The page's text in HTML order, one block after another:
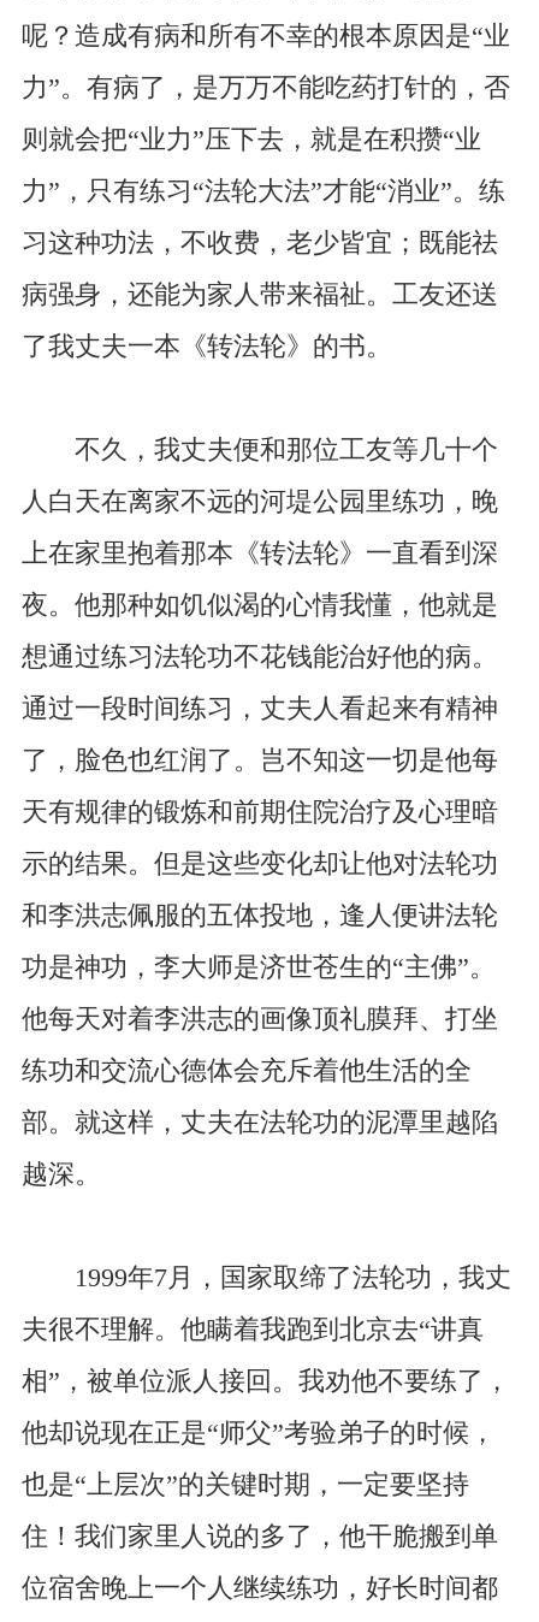
呢？造成有病和所有不幸的根本原因是“业
力”。有病了，是万万不能吃药打针的，否
则就会把“业力”压下去，就是在积攒“业
力”，只有练习“法轮大法”才能“消业”。练
习这种功法，不收费，老少皆宜；既能祛
病强身，还能为家人带来福祉。工友还送
了我丈夫一本《转法轮》的书。
不久，我丈夫便和那位工友等几十个
人白天在离家不远的河堤公园里练功，晚
上在家里抱着那本《转法轮》一直看到深
夜。他那种如饥似渴的心情我懂，他就是
想通过练习法轮功不花钱能治好他的病。
通过一段时间练习，丈夫人看起来有精神
了，脸色也红润了。岂不知这一切是他每
天有规律的锻炼和前期住院治疗及心理暗
示的结果。但是这些变化却让他对法轮功
和李洪志佩服的五体投地，逢人便讲法轮
功是神功，李大师是济世苍生的“主佛”。
他每天对着李洪志的画像顶礼膜拜、打坐
练功和交流心德体会充斥着他生活的全
部。就这样，丈夫在法轮功的泥潭里越陷
越深。
1999年7月，国家取缔了法轮功，我丈
夫很不理解。他瞒着我跑到北京去“讲真
相”，被单位派人接回。我劝他不要练了，
他却说现在正是“师父”考验弟子的时候，
也是“上层次”的关键时期，一定要坚持
住！我们家里人说的多了，他干脆搬到单
位宿舍晚上一个人继续练功，好长时间都